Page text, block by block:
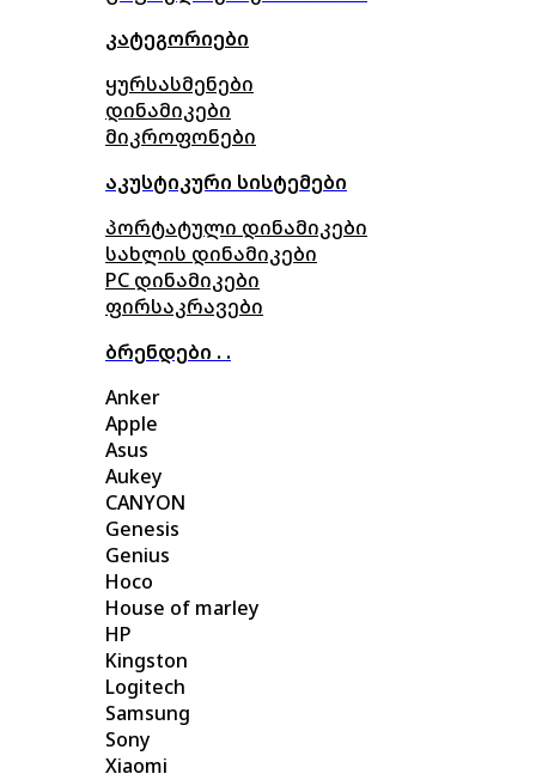
კატეგორიები
ყურსასმენები
დინამიკები
მიკროფონები
აკუსტიკური სისტემები
პორტატული დინამიკები
სახლის დინამიკები
PC დინამიკები
ფირსაკრავები
ბრენდები . .
Anker
Apple
Asus
Aukey
CANYON
Genesis
Genius
Hoco
House of marley
HP
Kingston
Logitech
Samsung
Sony
Xiaomi